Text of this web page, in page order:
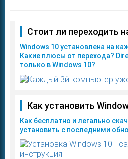
Стоит ли переходить
Windows 10 установлена на
Какие плюсы от перехода?
только в Windows 10?
Как установить
Как бесплатно и легально
установить с последними